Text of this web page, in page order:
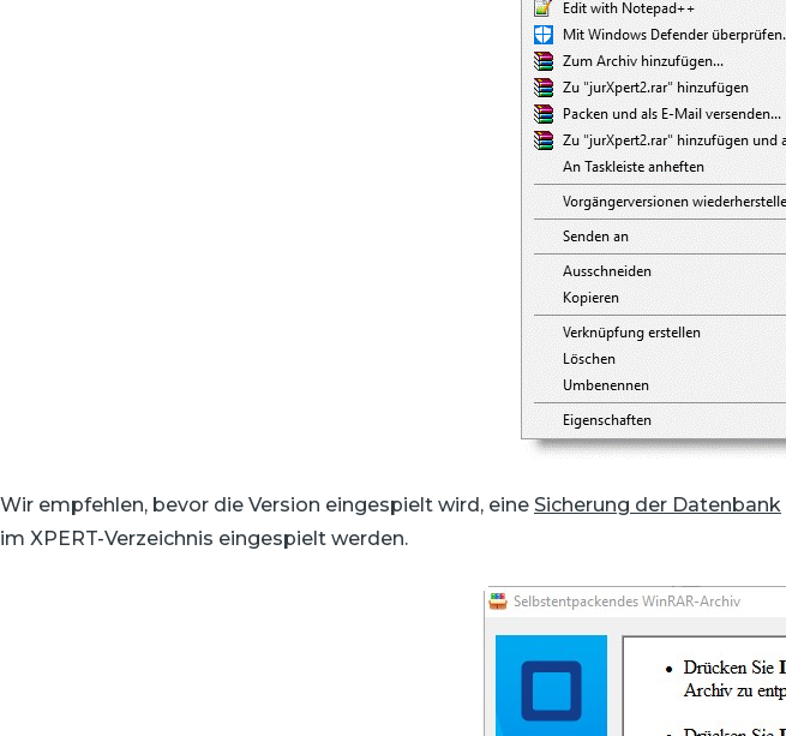
Wir empfehlen, bevor die Version eingespielt wird, eine Sicherung der Datenbank
im XPERT-Verzeichnis eingespielt werden.